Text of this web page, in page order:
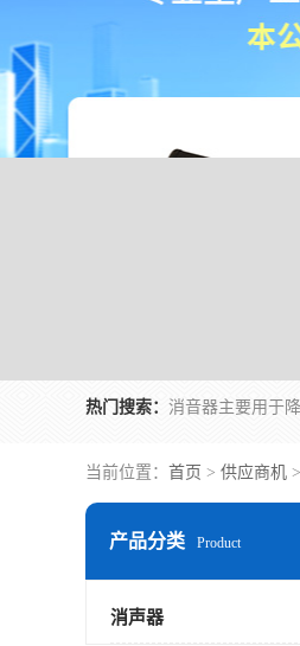
热门搜索：
当前位置： 首页 > 供应商机 >
产品分类 Product
消声器